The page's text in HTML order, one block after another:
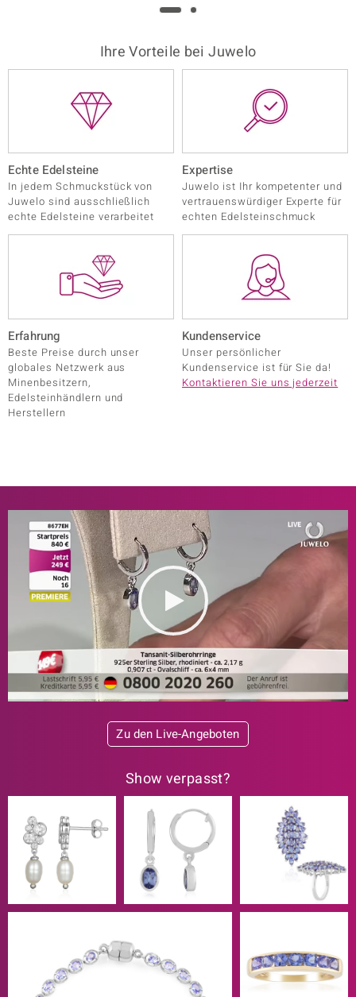
DE MELO
Ihre Vorteile bei Juwelo
Echte Edelsteine
In jedem Schmuckstück von
Juwelo sind ausschließlich
echte Edelsteine verarbeitet
Expertise
Juwelo ist Ihr kompetenter und
vertrauenswürdiger Experte für
echten Edelsteinschmuck
Erfahrung
Beste Preise durch unser
globales Netzwerk aus
Minenbesitzern,
Edelsteinhändlern und
Herstellern
Kundenservice
Unser persönlicher
Kundenservice ist für Sie da!
Kontaktieren Sie uns jederzeit
Zu den Live-Angeboten
Show verpasst?